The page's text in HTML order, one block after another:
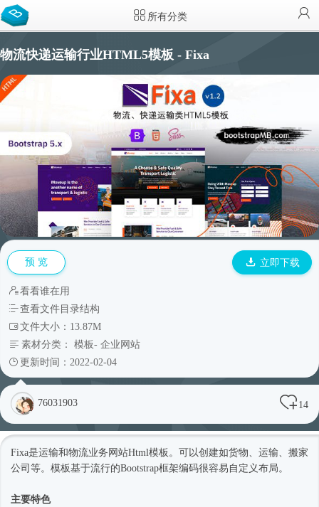
所有分类
物流快递运输行业HTML5模板 - Fixa
预 览 立即下载
看看谁在用
查看文件目录结构
文件大小：13.87M
素材分类： 模板- 企业网站
更新时间：2022-02-04
76031903 14
Fixa是运输和物流业务网站Html模板 。可以创建如货物、运输、搬家
公司等。模板基于流行的Bootstrap框架编码很容易自定义布局。
主要特色